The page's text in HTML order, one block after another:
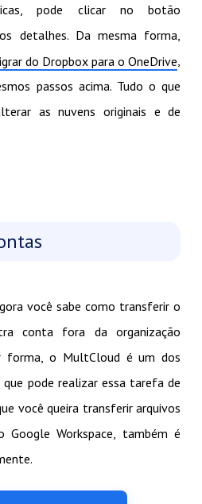
pode clicar no botão
detalhes. Da mesma forma,
do Dropbox para o OneDrive
passos acima. Tudo o que
as nuvens originais e de
você sabe como transferir o
conta fora da organização
forma, o MultCloud é um dos
pode realizar essa tarefa de
você queira transferir arquivos
Workspace, também é